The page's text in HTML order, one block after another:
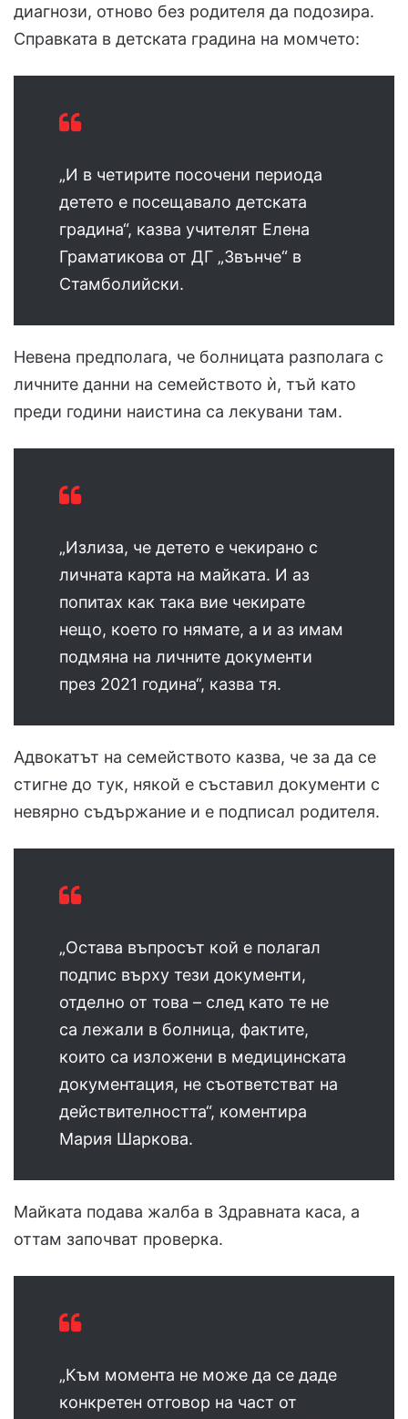
диагнози, отново без родителя да подозира.
Справката в детската градина на момчето:
„И в четирите посочени периода
детето е посещавало детската
градина“, казва учителят Елена
Граматикова от ДГ „Звънче“ в
Стамболийски.
Невена предполага, че болницата разполага с
личните данни на семейството ѝ, тъй като
преди години наистина са лекувани там.
„Излиза, че детето е чекирано с
личната карта на майката. И аз
попитах как така вие чекирате
нещо, което го нямате, а и аз имам
подмяна на личните документи
през 2021 година“, казва тя.
Адвокатът на семейството казва, че за да се
стигне до тук, някой е съставил документи с
невярно съдържание и е подписал родителя.
„Остава въпросът кой е полагал
подпис върху тези документи,
отделно от това – след като те не
са лежали в болница, фактите,
които са изложени в медицинската
документация, не съответстват на
действителността“, коментира
Мария Шаркова.
Майката подава жалба в Здравната каса, а
оттам започват проверка.
„Към момента не може да се даде
конкретен отговор на част от